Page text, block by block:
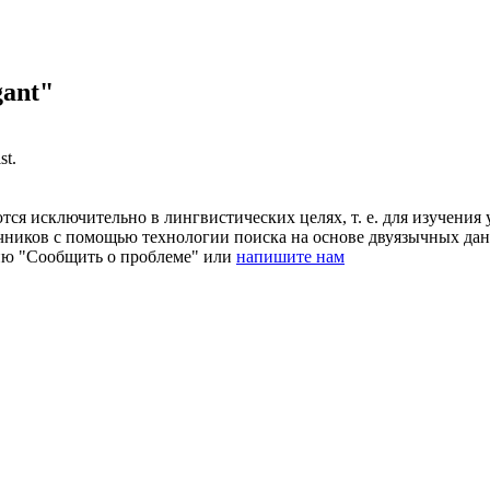
исключительно в лингвистических целях, т. е. для
с помощью технологии поиска на основе двуязычных
"Сообщить о проблеме" или напишите нам